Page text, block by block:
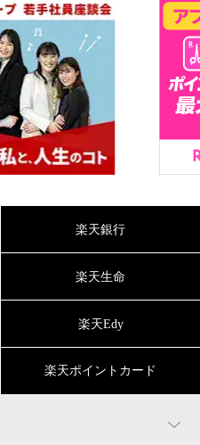
楽天銀行
楽天生命
楽天Edy
楽天ポイントカード